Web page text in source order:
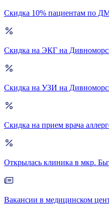
Скидка 10% пациентам по
Скидка на ЭКГ на
Скидка на УЗИ на
Скидка на прием врача
Открылась клиника в мкр.
Вакансии в медицинском